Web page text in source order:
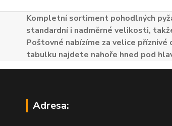
Kompletní sortiment pohodlných
standardní i nadměrné velikosti,
Poštovné nabízíme za velice
tabulku najdete nahoře hned pod
Adresa: